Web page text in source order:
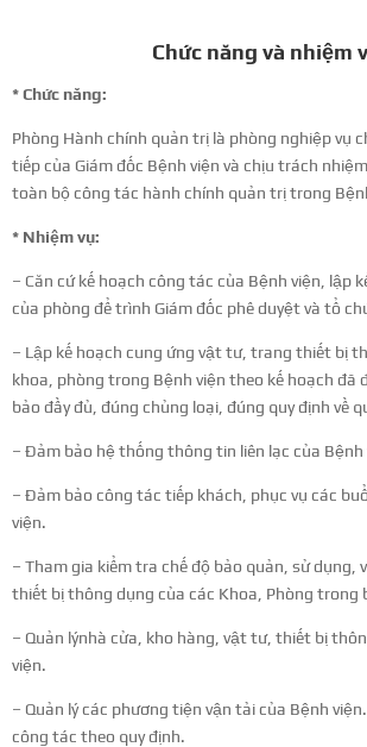
Chức năng và nhiệm
* Chức năng:
Phòng Hành chính quản trị là phòng nghiệp vụ
tiếp của Giám đốc Bệnh viện và chịu trách
toàn bộ công tác hành chính quản trị trong
* Nhiệm vụ:
– Căn cứ kế hoạch công tác của Bệnh viện, lập
của phòng để trình Giám đốc phê duyệt và tổ
– Lập kế hoạch cung ứng vật tư, trang thiết bị
khoa, phòng trong Bệnh viện theo kế hoạch đã
bảo đầy đủ, đúng chủng loại, đúng quy định về
– Đảm bảo hệ thống thông tin liên lạc của Bệnh
– Đảm bảo công tác tiếp khách, phục vụ các
viện.
– Tham gia kiểm tra chế độ bảo quản, sử dụng,
thiết bị thông dụng của các Khoa, Phòng trong
– Quản lýnhà cửa, kho hàng, vật tư, thiết bị
viện.
– Quản lý các phương tiện vận tải của Bệnh
công tác theo quy định.